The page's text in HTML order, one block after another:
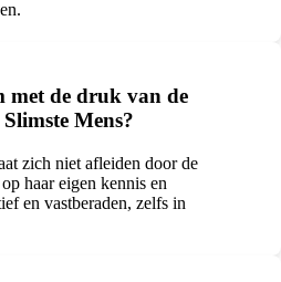
met de druk van de
Mens?
zich niet afleiden door de
haar eigen kennis en
en vastberaden, zelfs in